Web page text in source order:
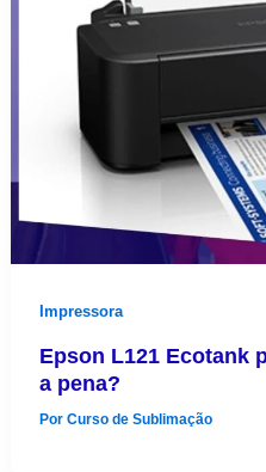
Impressora
Epson L121 Ecotank
a pena?
PorCurso de Sublimação